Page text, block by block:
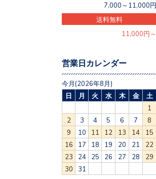
7,000～11,000円
送料無料
11,000円～
営業日カレンダー
今月(2026年8月)
日
月 火 水 木 金
土
1
2
3 4 5 6 7
8
9
10 11 12 13 14
15
16
17 18 19 20 21
22
23
24 25 26 27 28
29
30
31